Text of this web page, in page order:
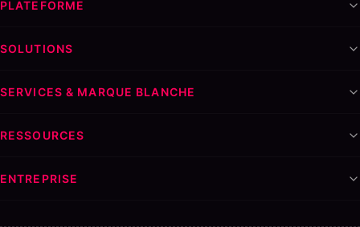
PLATEFORME
SOLUTIONS
SERVICES & MARQUE BLANCHE
RESSOURCES
ENTREPRISE